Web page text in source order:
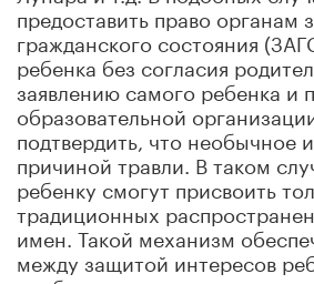
предоставить право органам
гражданского состояния
ребенка без согласия
заявлению самого ребенка и
образовательной
подтвердить, что необычное
причиной травли. В таком
ребенку смогут присвоить
традиционных
имен. Такой механизм
между защитой интересов